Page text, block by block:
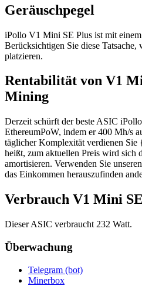
Geräuschpegel
iPollo V1 Mini SE Plus ist mit
Berücksichtigen Sie diese Tatsache,
platzieren.
Rentabilität von V1
Mining
Derzeit schürft der beste ASIC
EthereumPoW, indem er 400 Mh/s
täglicher Komplexität verdienen
heißt, zum aktuellen Preis wird sich
amortisieren. Verwenden Sie unseren
das Einkommen herauszufinden
Verbrauch V1 Mini
Dieser ASIC verbraucht 232 Watt.
Überwachung
Telegram (bot)
Minerbox